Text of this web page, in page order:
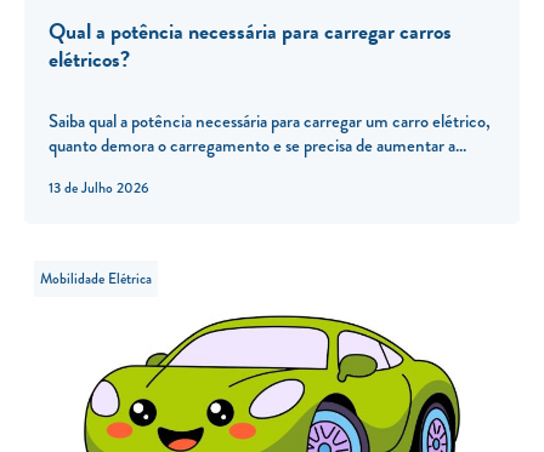
13 de Julho 2026
Qual a potência necessária para carregar carros
elétricos?
Saiba qual a potência necessária para carregar um carro elétrico,
quanto demora o carregamento e se precisa de aumentar a...
Mobilidade Elétrica